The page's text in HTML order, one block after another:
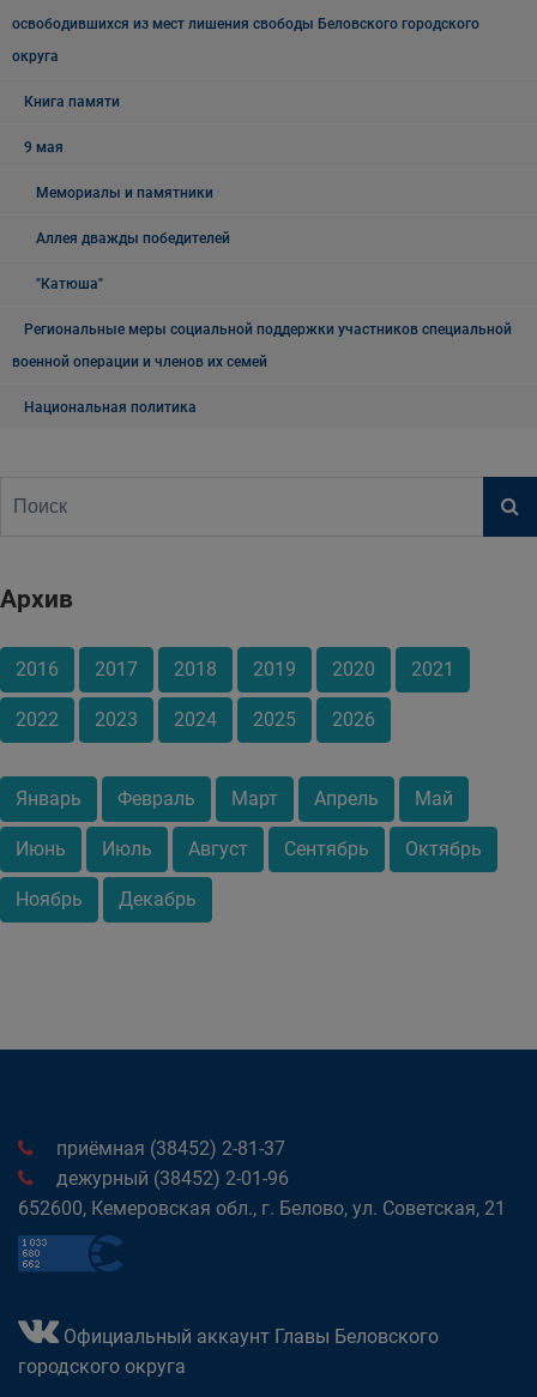
освободившихся из мест лишения свободы Беловского городского
округа
Книга памяти
9 мая
Мемориалы и памятники
Аллея дважды победителей
"Катюша"
Региональные меры социальной поддержки участников специальной
военной операции и членов их семей
Национальная политика
Архив
2016 2017 2018 2019 2020 2021
2022 2023 2024 2025 2026
Январь Февраль Март Апрель Май
Июнь Июль Август Сентябрь Октябрь
Ноябрь Декабрь
приёмная (38452) 2-81-37
дежурный (38452) 2-01-96
652600, Кемеровская обл., г. Белово, ул. Советская, 21
Официальный аккаунт Главы Беловского
городского округа